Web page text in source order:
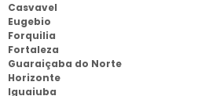
Casvavel
Eugebio
Forquilia
Fortaleza
Guaraiçaba do Norte
Horizonte
Iguaiuba